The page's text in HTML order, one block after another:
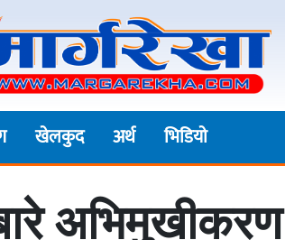
खेलकुद अर्थ भिडियाे
अभिमुखीकरण